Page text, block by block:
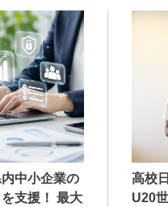
内中小企業の
を支援！ 最大
高校
U20